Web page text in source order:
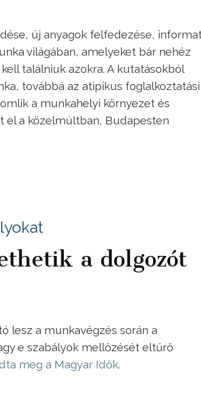
új anyagok felfedezése,
világában, amelyeket bár nehéz
találniuk azokra. A kutatásokból
továbbá az atipikus foglalkoztatási
a munkahelyi környezet és
el a közelmúltban, Budapesten
a dolgozót
lesz a munkavégzés során a
e szabályok mellőzését eltűrő
meg a Magyar Idők.